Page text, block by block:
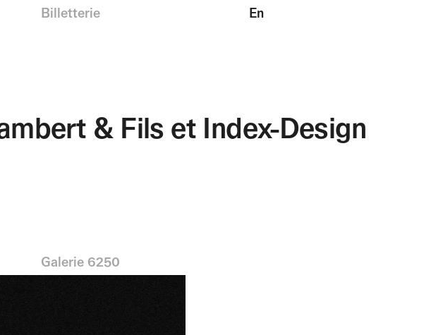
Billetterie En
& Fils et Index-Design
Galerie 6250